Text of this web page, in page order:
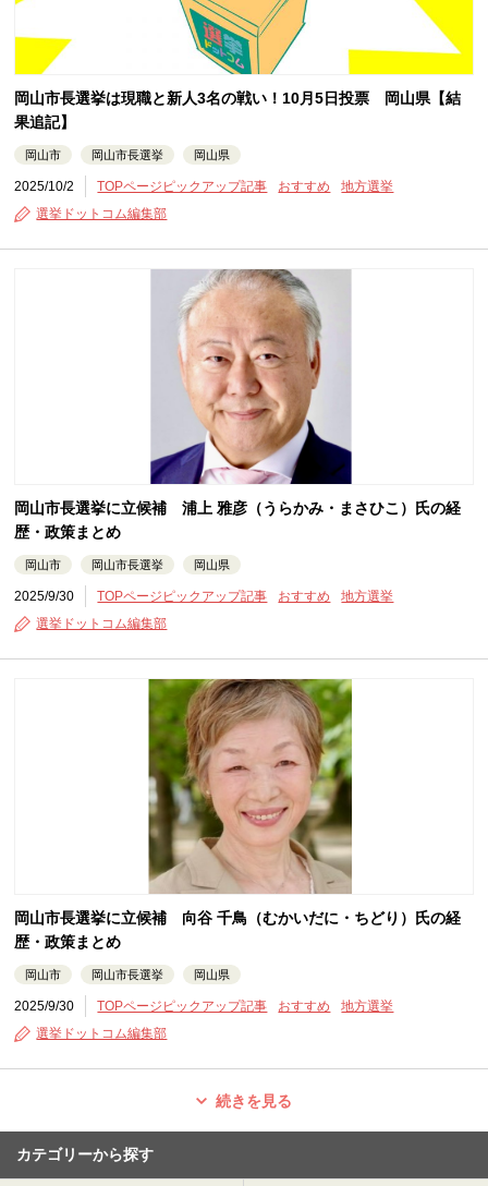
岡山市長選挙は現職と新人3名の戦い！10月5日投票 岡山県【結
果追記】
岡山市 岡山市長選挙 岡山県
2025/10/2 TOPページピックアップ記事 おすすめ
地方選挙
選挙ドットコム編集部
岡山市長選挙に立候補 浦上 雅彦（うらかみ・まさひこ）氏の経
歴・政策まとめ
岡山市 岡山市長選挙 岡山県
2025/9/30 TOPページピックアップ記事 おすすめ
地方選挙
選挙ドットコム編集部
岡山市長選挙に立候補 向谷 千鳥（むかいだに・ちどり）氏の経
歴・政策まとめ
岡山市 岡山市長選挙 岡山県
2025/9/30 TOPページピックアップ記事 おすすめ
地方選挙
選挙ドットコム編集部
続きを見る
カテゴリーから探す